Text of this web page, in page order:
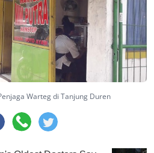
Warteg di Tanjung Duren